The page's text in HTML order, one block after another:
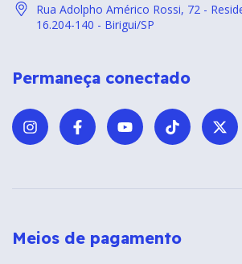
Rua Adolpho Américo Rossi, 72 -
16.204-140 - Birigui/SP
Permaneça conectado
Meios de pagamento